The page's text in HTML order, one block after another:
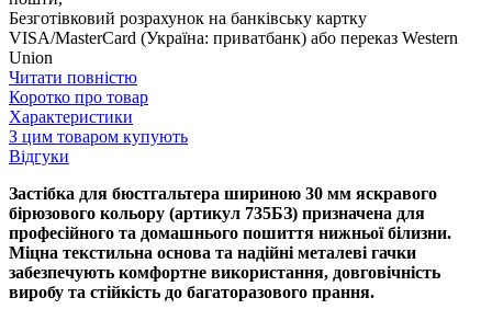
Безготівковий розрахунок на банківську картку
VISA/MasterCard (Україна: приватбанк) або переказ Western
Union
Читати повністю
Коротко про товар
Характеристики
З цим товаром купують
Відгуки
Застібка для бюстгальтера шириною 30 мм яскравого
бірюзового кольору (артикул 735БЗ) призначена для
професійного та домашнього пошиття нижньої білизни.
Міцна текстильна основа та надійні металеві гачки
забезпечують комфортне використання, довговічність
виробу та стійкість до багаторазового прання.